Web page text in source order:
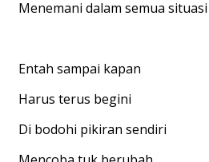
Menemani dalam semua situasi
Entah sampai kapan
Harus terus begini
Di bodohi pikiran sendiri